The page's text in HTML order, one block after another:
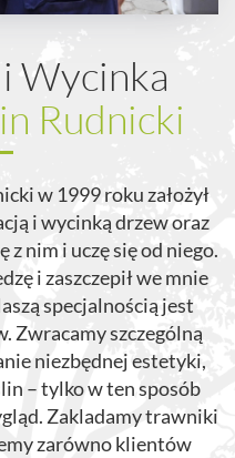
Wycinka
Rudnicki
w 1999 roku założył
i wycinką drzew oraz
z nim i uczę się od niego.
i zaszczepił we mnie
specjalnością jest
Zwracamy szczególną
niezbędnej estetyki,
– tylko w ten sposób
Zakladamy trawniki
zarówno klientów